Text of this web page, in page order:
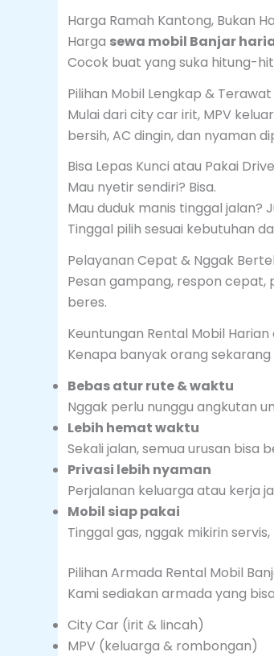
Harga Ramah Kantong, Bukan
Harga sewa mobil Banjar
Cocok buat yang suka hitung-
Pilihan Mobil Lengkap & Terawat
Mulai dari city car irit, MPV
bersih, AC dingin, dan nyaman
Bisa Lepas Kunci atau Pakai
Mau nyetir sendiri? Bisa.
Mau duduk manis tinggal jalan?
Tinggal pilih sesuai kebutuhan
Pelayanan Cepat & Nggak
Pesan gampang, respon cepat,
beres.
Keuntungan Rental Mobil Harian
Kenapa banyak orang
Bebas atur rute & waktu
Nggak perlu nunggu angkutan
Lebih hemat waktu
Sekali jalan, semua urusan bisa
Privasi lebih nyaman
Perjalanan keluarga atau kerja
Mobil siap pakai
Tinggal gas, nggak mikirin
Pilihan Armada Rental Mobil
Kami sediakan armada yang
City Car (irit & lincah)
MPV (keluarga & rombongan)